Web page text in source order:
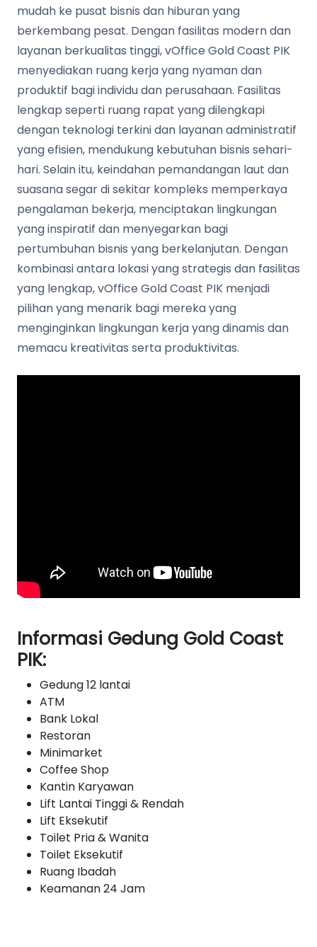
mudah ke pusat bisnis dan hiburan yang
berkembang pesat. Dengan fasilitas modern dan
layanan berkualitas tinggi, vOffice Gold Coast PIK
menyediakan ruang kerja yang nyaman dan
produktif bagi individu dan perusahaan. Fasilitas
lengkap seperti ruang rapat yang dilengkapi
dengan teknologi terkini dan layanan administratif
yang efisien, mendukung kebutuhan bisnis sehari-
hari. Selain itu, keindahan pemandangan laut dan
suasana segar di sekitar kompleks memperkaya
pengalaman bekerja, menciptakan lingkungan
yang inspiratif dan menyegarkan bagi
pertumbuhan bisnis yang berkelanjutan. Dengan
kombinasi antara lokasi yang strategis dan fasilitas
yang lengkap, vOffice Gold Coast PIK menjadi
pilihan yang menarik bagi mereka yang
menginginkan lingkungan kerja yang dinamis dan
memacu kreativitas serta produktivitas.
Informasi Gedung Gold Coast
PIK:
Gedung 12 lantai
ATM
Bank Lokal
Restoran
Minimarket
Coffee Shop
Kantin Karyawan
Lift Lantai Tinggi & Rendah
Lift Eksekutif
Toilet Pria & Wanita
Toilet Eksekutif
Ruang Ibadah
Keamanan 24 Jam